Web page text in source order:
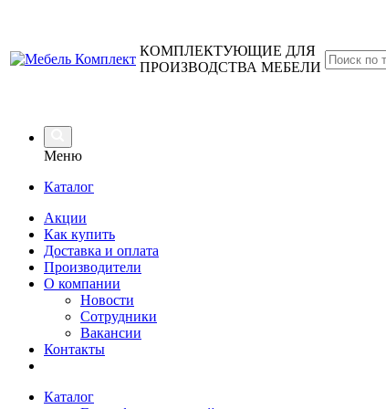
КОМПЛЕКТУЮЩИЕ ДЛЯ
ПРОИЗВОДСТВА МЕБЕЛИ
Меню
Каталог
Акции
Как купить
Доставка и оплата
Производители
О компании
Новости
Сотрудники
Вакансии
Контакты
Каталог